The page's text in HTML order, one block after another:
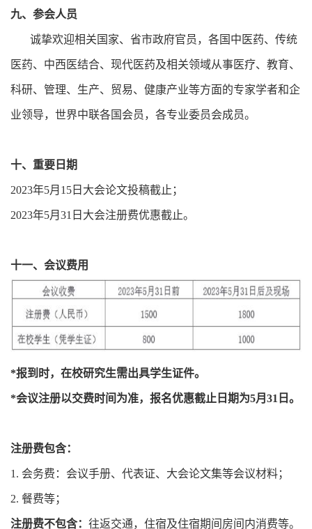
九、参会人员
诚挚欢迎相关国家、省市政府官员，各国中医药、传统
医药、中西医结合、现代医药及相关领域从事医疗、教育、
科研、管理、生产、贸易、健康产业等方面的专家学者和企
业领导，世界中联各国会员，各专业委员会成员。
十、重要日期
2023年5月15日大会论文投稿截止；
2023年5月31日大会注册费优惠截止。
十一、会议费用
*报到时，在校研究生需出具学生证件。
*会议注册以交费时间为准，报名优惠截止日期为5月31日。
注册费包含：
1. 会务费：会议手册、代表证、大会论文集等会议材料；
2. 餐费等；
注册费不包含： 往返交通，住宿及住宿期间房间内消费等。